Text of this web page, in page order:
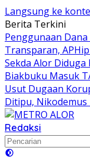
Langsung ke
Berita Terkini
Penggunaan
Transparan,
Sekda Alor Diduga
Biakbuku Masuk
Usut Dugaan
Ditipu, Nikodemus
Redaksi